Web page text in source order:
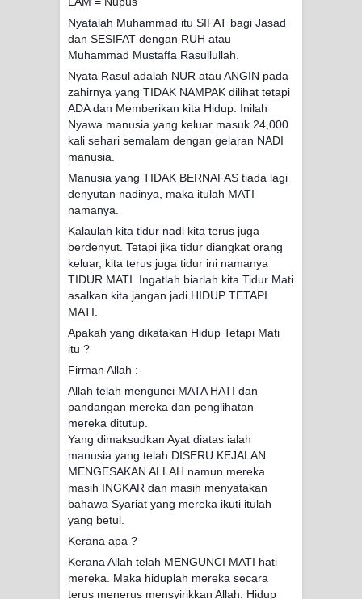
Nyatalah Muhammad itu SIFAT bagi Jasad
dan SESIFAT dengan RUH atau
Muhammad Mustaffa Rasullullah.
Nyata Rasul adalah NUR atau ANGIN pada
zahirnya yang TIDAK NAMPAK dilihat tetapi
ADA dan Memberikan kita Hidup. Inilah
Nyawa manusia yang keluar masuk 24,000
kali sehari semalam dengan gelaran NADI
manusia.
Manusia yang TIDAK BERNAFAS tiada lagi
denyutan nadinya, maka itulah MATI
namanya.
Kalaulah kita tidur nadi kita terus juga
berdenyut. Tetapi jika tidur diangkat orang
keluar, kita terus juga tidur ini namanya
TIDUR MATI. Ingatlah biarlah kita Tidur Mati
asalkan kita jangan jadi HIDUP TETAPI
MATI.
Apakah yang dikatakan Hidup Tetapi Mati
itu ?
Firman Allah :-
Allah telah mengunci MATA HATI dan
pandangan mereka dan penglihatan
mereka ditutup.
Yang dimaksudkan Ayat diatas ialah
manusia yang telah DISERU KEJALAN
MENGESAKAN ALLAH namun mereka
masih INGKAR dan masih menyatakan
bahawa Syariat yang mereka ikuti itulah
yang betul.
Kerana apa ?
Kerana Allah telah MENGUNCI MATI hati
mereka. Maka hiduplah mereka secara
terus menerus mensyirikkan Allah. Hidup